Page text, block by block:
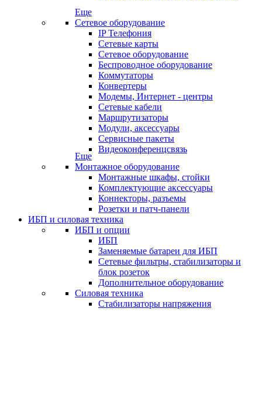
Еще
Сетевое оборудование
IP Телефония
Сетевые карты
Сетевое оборудование
Беспроводное оборудование
Коммутаторы
Конвертеры
Модемы, Интернет - центры
Сетевые кабели
Маршрутизаторы
Модули, аксессуары
Сервисные пакеты
Видеоконференцсвязь
Еще
Монтажное оборудование
Монтажные шкафы, стойки
Комплектующие аксессуары
Коннекторы, разъемы
Розетки и патч-панели
ИБП и силовая техника
ИБП и опции
ИБП
Заменяемые батареи для ИБП
Сетевые фильтры, стабилизаторы и
блок розеток
Дополнительное оборудование
Силовая техника
Стабилизаторы напряжения